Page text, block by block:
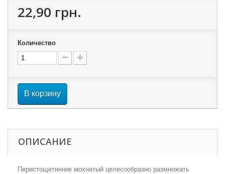
22,90 грн.
Количество
В корзину
ОПИСАНИЕ
Перистощетинник мохнатый целесообразно размножать